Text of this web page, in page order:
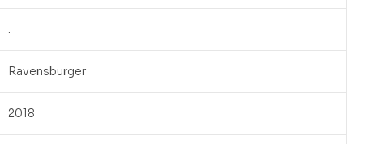
Ravensburger
2018